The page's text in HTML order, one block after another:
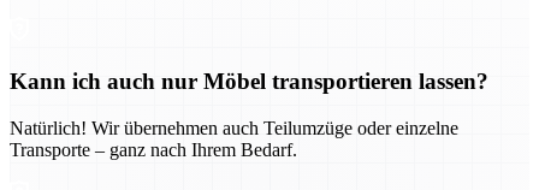
Kann ich auch nur Möbel transportieren lassen?
Natürlich! Wir übernehmen auch Teilumzüge oder einzelne
Transporte – ganz nach Ihrem Bedarf.